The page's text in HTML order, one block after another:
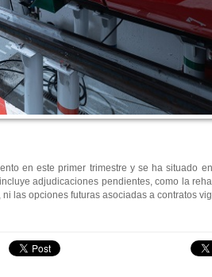
en este primer trimestre y se ha situado
adjudicaciones pendientes, como la
las opciones futuras asociadas a contratos